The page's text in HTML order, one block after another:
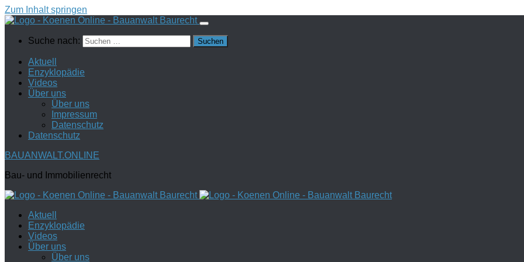
Zum Inhalt springen
Suche nach:
Aktuell
Enzyklopädie
Videos
Über uns
Über uns
Impressum
Datenschutz
Datenschutz
BAUANWALT.ONLINE
Bau- und Immobilienrecht
Aktuell
Enzyklopädie
Videos
Über uns
Über uns